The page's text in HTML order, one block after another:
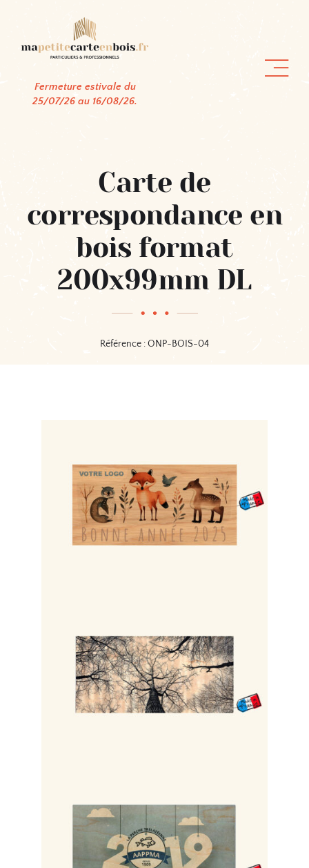
contenu
Fermeture estivale du
25/07/26 au 16/08/26.
Carte de
correspondance en
bois format
200x99mm DL
Référence : ONP-BOIS-04